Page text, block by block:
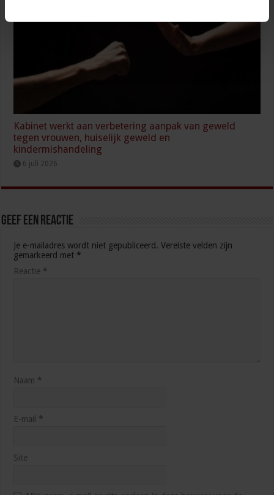
Kabinet werkt aan verbetering aanpak van geweld
tegen vrouwen, huiselijk geweld en
kindermishandeling
6 juli 2026
Geef een reactie
Je e-mailadres wordt niet gepubliceerd. Vereiste velden zijn
gemarkeerd met *
Reactie *
Naam *
E-mail *
Site